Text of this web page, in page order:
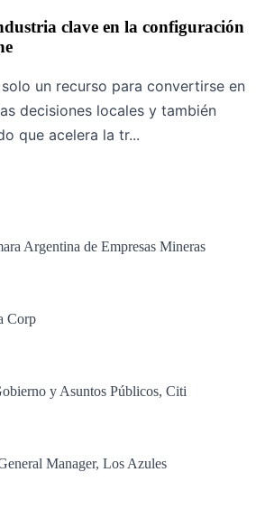
clave en la configuración
un recurso para convertirse en
decisiones locales y también
que acelera la tr...
Argentina de Empresas Mineras
Corp
y Asuntos Públicos, Citi
Manager, Los Azules